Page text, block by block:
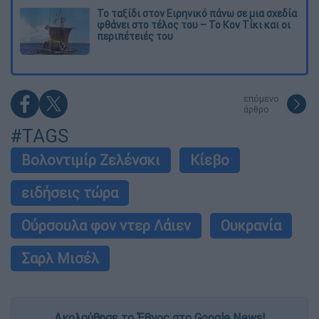
Το ταξίδι στον Ειρηνικό πάνω σε μια σχεδία
φθάνει στο τέλος του – Το Κον Τίκι και οι
περιπέτειές του
επόμενο
άρθρο
#TAGS
Βολοντιμίρ Ζελένσκι
Κίεβο
ειδήσεις τώρα
Ούρσουλα φον ντερ Λάιεν
Ουκρανία
Σαρλ Μισέλ